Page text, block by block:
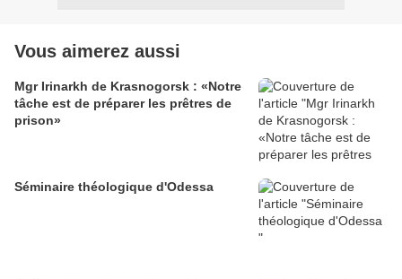
Vous aimerez aussi
Mgr Irinarkh de Krasnogorsk : «Notre
tâche est de préparer les prêtres de
prison»
Séminaire théologique d'Odessa